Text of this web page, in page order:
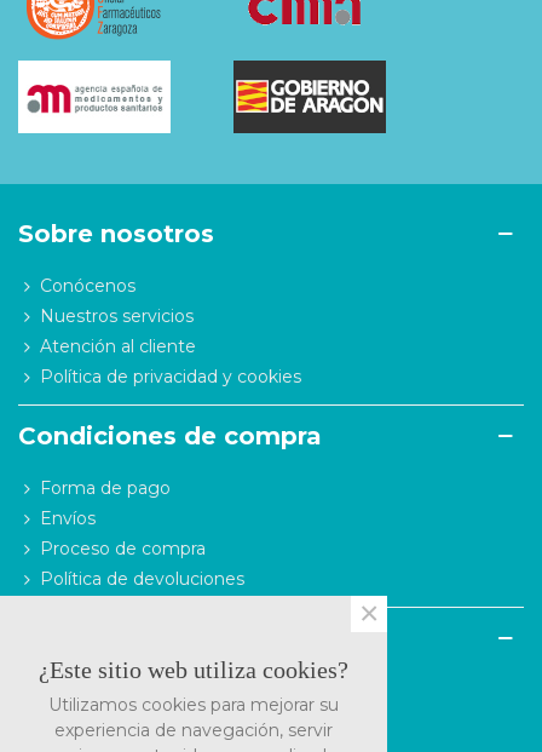
Sobre nosotros
Conócenos
Nuestros servicios
Atención al cliente
Política de privacidad y cookies
Condiciones de compra
Forma de pago
Envíos
Proceso de compra
Política de devoluciones
C/ Tintoretto, 14, 50021 Zaragoza
976 25 98 90 / 670 43 55 57
¿Este sitio web utiliza cookies?
Utilizamos cookies para mejorar su
experiencia de navegación, servir
×